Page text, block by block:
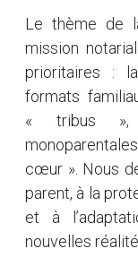
Le thème de
mission
prioritaires :
formats
« tribus »,
cœur ». Nous
parent, à la
et à
nouvelles